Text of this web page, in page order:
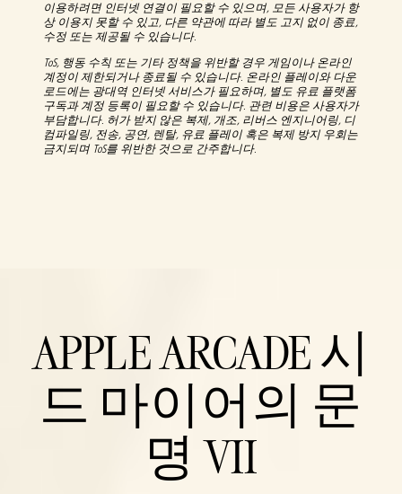
이용하려면 인터넷 연결이 필요할 수 있으며, 모든 사용자가 항
상 이용지 못할 수 있고, 다른 약관에 따라 별도 고지 없이 종료,
수정 또는 제공될 수 있습니다.
ToS, 행동 수칙 또는 기타 정책을 위반할 경우 게임이나 온라인
계정이 제한되거나 종료될 수 있습니다. 온라인 플레이와 다운
로드에는 광대역 인터넷 서비스가 필요하며, 별도 유료 플랫폼
구독과 계정 등록이 필요할 수 있습니다. 관련 비용은 사용자가
부담합니다. 허가 받지 않은 복제, 개조, 리버스 엔지니어링, 디
컴파일링, 전송, 공연, 렌탈, 유료 플레이 혹은 복제 방지 우회는
금지되며 ToS를 위반한 것으로 간주합니다.
APPLE ARCADE 시
드 마이어의 문
명 VII